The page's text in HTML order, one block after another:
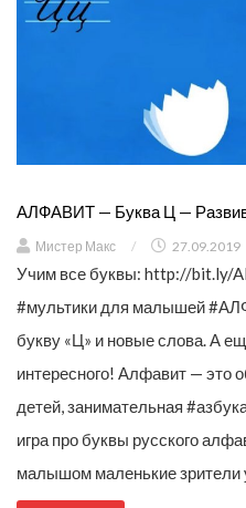
АЛФАВИТ — Буква Ц —
Мистер Макс / 27.09.2019
Учим все буквы: http://bit.ly/
#мультики для малышей
букву «Ц» и новые слова. А
интересного! Алфавит —
детей, занимательная
игра про буквы русского
малышом маленькие зрители